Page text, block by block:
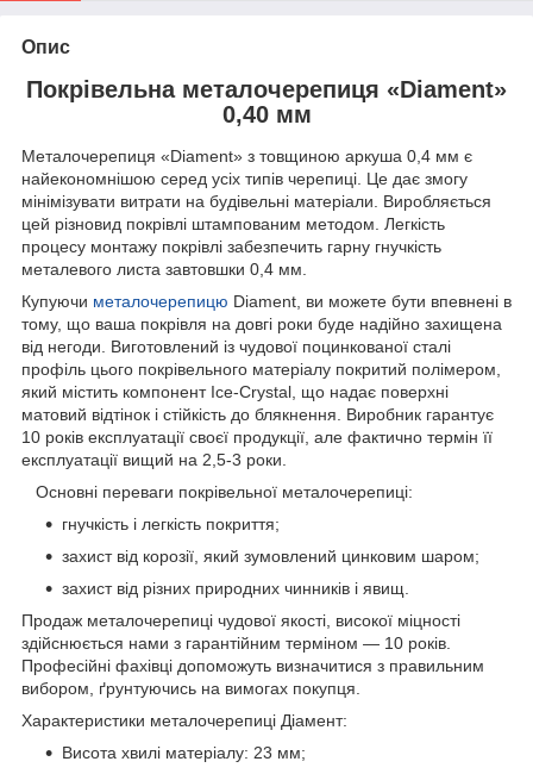
Опис
Покрівельна металочерепиця «Diament»
0,40 мм
Металочерепиця «Diament» з товщиною аркуша 0,4 мм є
найекономнішою серед усіх типів черепиці. Це дає змогу
мінімізувати витрати на будівельні матеріали. Виробляється
цей різновид покрівлі штампованим методом. Легкість
процесу монтажу покрівлі забезпечить гарну гнучкість
металевого листа завтовшки 0,4 мм.
Купуючи металочерепицю Diament, ви можете бути впевнені в
тому, що ваша покрівля на довгі роки буде надійно захищена
від негоди. Виготовлений із чудової поцинкованої сталі
профіль цього покрівельного матеріалу покритий полімером,
який містить компонент Ice-Crystal, що надає поверхні
матовий відтінок і стійкість до блякнення. Виробник гарантує
10 років експлуатації своєї продукції, але фактично термін її
експлуатації вищий на 2,5-3 роки.
Основні переваги покрівельної металочерепиці:
гнучкість і легкість покриття;
захист від корозії, який зумовлений цинковим шаром;
захист від різних природних чинників і явищ.
Продаж металочерепиці чудової якості, високої міцності
здійснюється нами з гарантійним терміном — 10 років.
Професійні фахівці допоможуть визначитися з правильним
вибором, ґрунтуючись на вимогах покупця.
Характеристики металочерепиці Діамент:
Висота хвилі матеріалу: 23 мм;